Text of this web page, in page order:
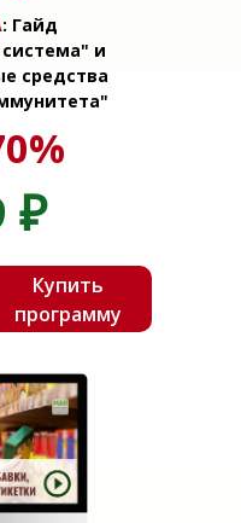
Купить
программу
₽
: Гайд
и
средства